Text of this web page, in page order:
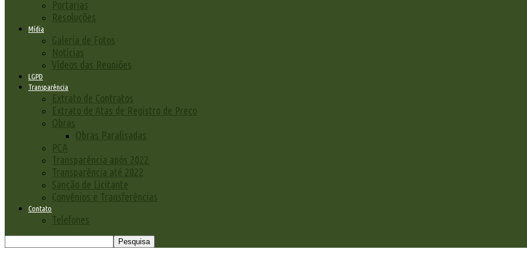
Portarias
Resoluções
Mídia
Galeria de Fotos
Notícias
Vídeos das Reuniões
LGPD
Transparência
Extrato de Contratos
Extrato de Atas de Registro de Preço
Obras
Obras Paralisadas
PCA
Transparência após 2022
Transparência até 2022
Sanção de Licitante
Convênios e Transferências
Contato
Telefones